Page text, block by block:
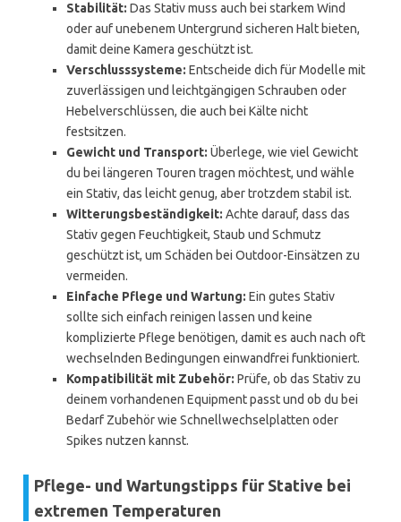
Stabilität: Das Stativ muss auch bei starkem Wind
oder auf unebenem Untergrund sicheren Halt bieten,
damit deine Kamera geschützt ist.
Verschlusssysteme: Entscheide dich für Modelle mit
zuverlässigen und leichtgängigen Schrauben oder
Hebelverschlüssen, die auch bei Kälte nicht
festsitzen.
Gewicht und Transport: Überlege, wie viel Gewicht
du bei längeren Touren tragen möchtest, und wähle
ein Stativ, das leicht genug, aber trotzdem stabil ist.
Witterungsbeständigkeit: Achte darauf, dass das
Stativ gegen Feuchtigkeit, Staub und Schmutz
geschützt ist, um Schäden bei Outdoor-Einsätzen zu
vermeiden.
Einfache Pflege und Wartung: Ein gutes Stativ
sollte sich einfach reinigen lassen und keine
komplizierte Pflege benötigen, damit es auch nach oft
wechselnden Bedingungen einwandfrei funktioniert.
Kompatibilität mit Zubehör: Prüfe, ob das Stativ zu
deinem vorhandenen Equipment passt und ob du bei
Bedarf Zubehör wie Schnellwechselplatten oder
Spikes nutzen kannst.
Pflege- und Wartungstipps für Stative bei
extremen Temperaturen